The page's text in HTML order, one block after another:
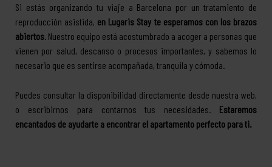
Si estás organizando tu viaje a Barcelona por un tratamiento de
reproducción asistida, en Lugaris Stay te esperamos con los brazos
abiertos . Nuestro equipo está acostumbrado a acoger a personas que
vienen por salud, descanso o procesos importantes, y sabemos lo
necesario que es sentirse acompañada, tranquila y cómoda.
Puedes consultar la disponibilidad directamente desde nuestra web,
o escribirnos para contarnos tus necesidades. Estaremos
encantados de ayudarte a encontrar el apartamento perfecto para ti.